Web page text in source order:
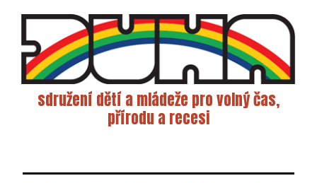
sdružení dětí a mládeže pro volný čas,
přírodu a recesi